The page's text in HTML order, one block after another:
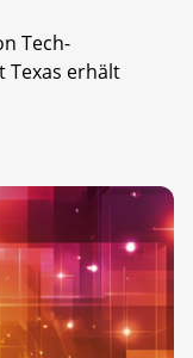
Tech-
Texas erhält